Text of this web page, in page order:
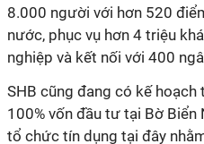
8.000 người với hơn 520
nước, phục vụ hơn 4 triệu
nghiệp và kết nối với 400
SHB cũng đang có kế hoạch
100% vốn đầu tư tại Bờ
tổ chức tín dụng tại đây